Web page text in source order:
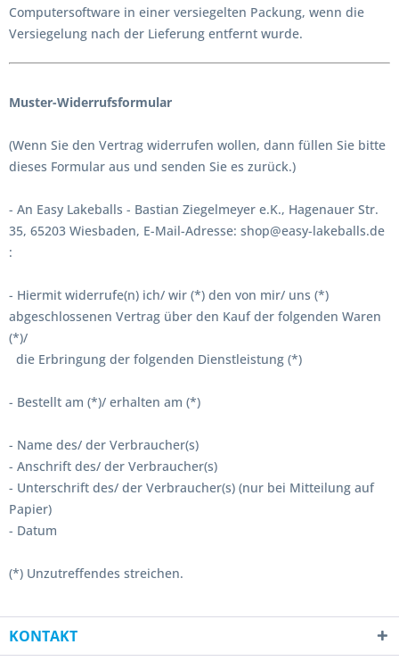
Computersoftware in einer versiegelten Packung, wenn die
Versiegelung nach der Lieferung entfernt wurde.
Muster-Widerrufsformular
(Wenn Sie den Vertrag widerrufen wollen, dann füllen Sie bitte
dieses Formular aus und senden Sie es zurück.)
- An Easy Lakeballs - Bastian Ziegelmeyer e.K., Hagenauer Str.
35, 65203 Wiesbaden, E-Mail-Adresse: shop@easy-lakeballs.de
:
- Hiermit widerrufe(n) ich/ wir (*) den von mir/ uns (*)
abgeschlossenen Vertrag über den Kauf der folgenden Waren
(*)/
die Erbringung der folgenden Dienstleistung (*)
- Bestellt am (*)/ erhalten am (*)
- Name des/ der Verbraucher(s)
- Anschrift des/ der Verbraucher(s)
- Unterschrift des/ der Verbraucher(s) (nur bei Mitteilung auf
Papier)
- Datum
(*) Unzutreffendes streichen.
KONTAKT